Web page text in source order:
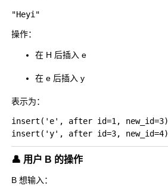
操作：
在 H 后插入 e
在 e 后插入 y
表示为：
insert('e', after id=1, new_id=3)
👤 用户 B 的操作
B 想输入：